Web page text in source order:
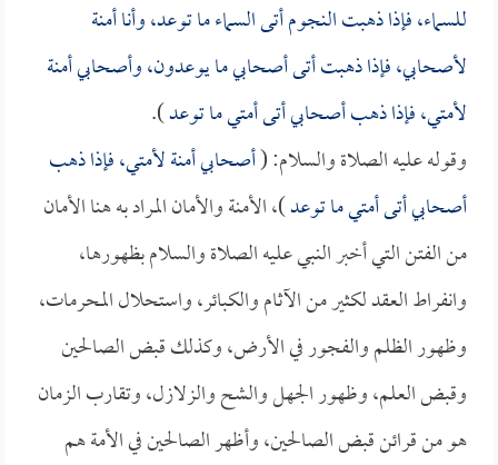
للسماء، فإذا ذهبت النجوم أتى السماء ما توعد، وأنا أمنة
لأصحابي، فإذا ذهبت أتى أصحابي ما يوعدون، وأصحابي أمنة
لأمتي، فإذا ذهب أصحابي أتى أمتي ما توعد).
وقوله عليه الصلاة والسلام: (أصحابي أمنة لأمتي، فإذا ذهب
أصحابي أتى أمتي ما توعد)، الأمنة والأمان المراد به هنا الأمان
من الفتن التي أخبر النبي عليه الصلاة والسلام بظهورها،
وانفراط العقد لكثير من الآثام والكبائر، واستحلال المحرمات،
وظهور الظلم والفجور في الأرض، وكذلك قبض الصالحين
وقبض العلم، وظهور الجهل والشح والزلازل، وتقارب الزمان
هو من قرائن قبض الصالحين، وأظهر الصالحين في الأمة هم